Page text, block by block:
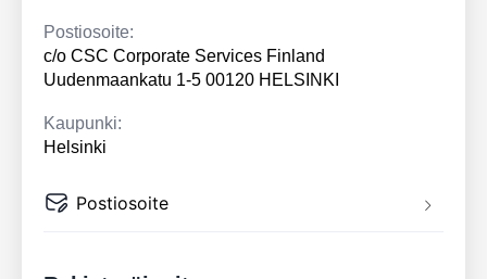
Postiosoite:
c/o CSC Corporate Services Finland
Uudenmaankatu 1-5 00120 HELSINKI
Kaupunki:
Helsinki
Postiosoite